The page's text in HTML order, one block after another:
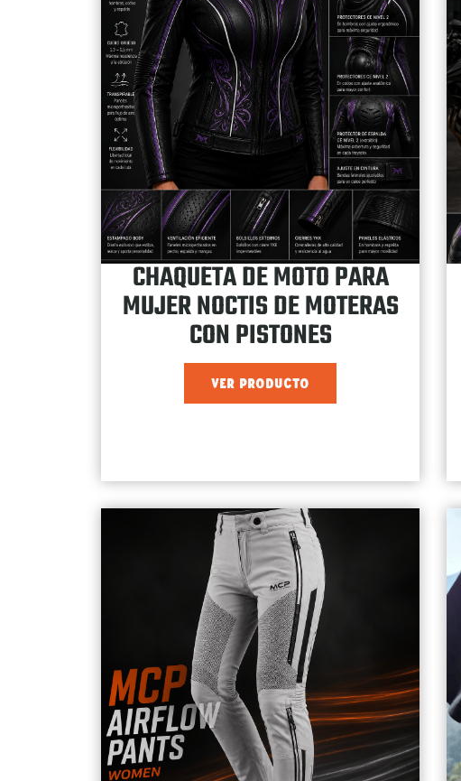
CHAQUETA DE MOTO PARA
MUJER NOCTIS DE MOTERAS
CON PISTONES
VER PRODUCTO